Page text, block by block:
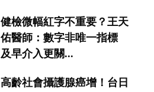
健檢微幅紅字不重要？王天
佑醫師：數字非唯一指標
及早介入更關...
高齡社會攝護腺癌增！台日